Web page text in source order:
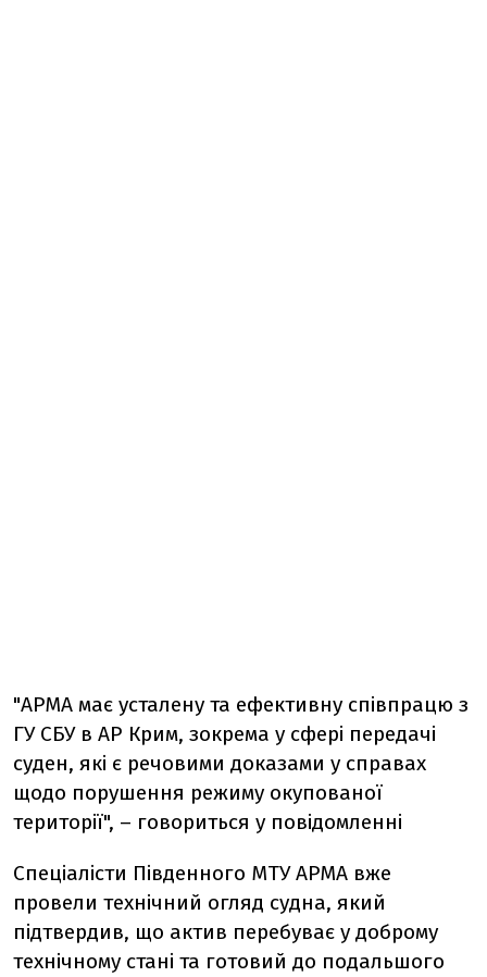
"АРМА має усталену та ефективну співпрацю з
ГУ СБУ в АР Крим, зокрема у сфері передачі
суден, які є речовими доказами у справах
щодо порушення режиму окупованої
території", – говориться у повідомленні
Спеціалісти Південного МТУ АРМА вже
провели технічний огляд судна, який
підтвердив, що актив перебуває у доброму
технічному стані та готовий до подальшого